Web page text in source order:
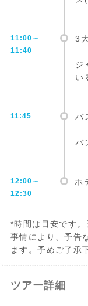
11:00～
11:40
3
ジ
い
11:45 バ
バ
12:00～
12:30
ホ
*時間は目安です
事情により、予告
ます。予めご了承
ツアー詳細